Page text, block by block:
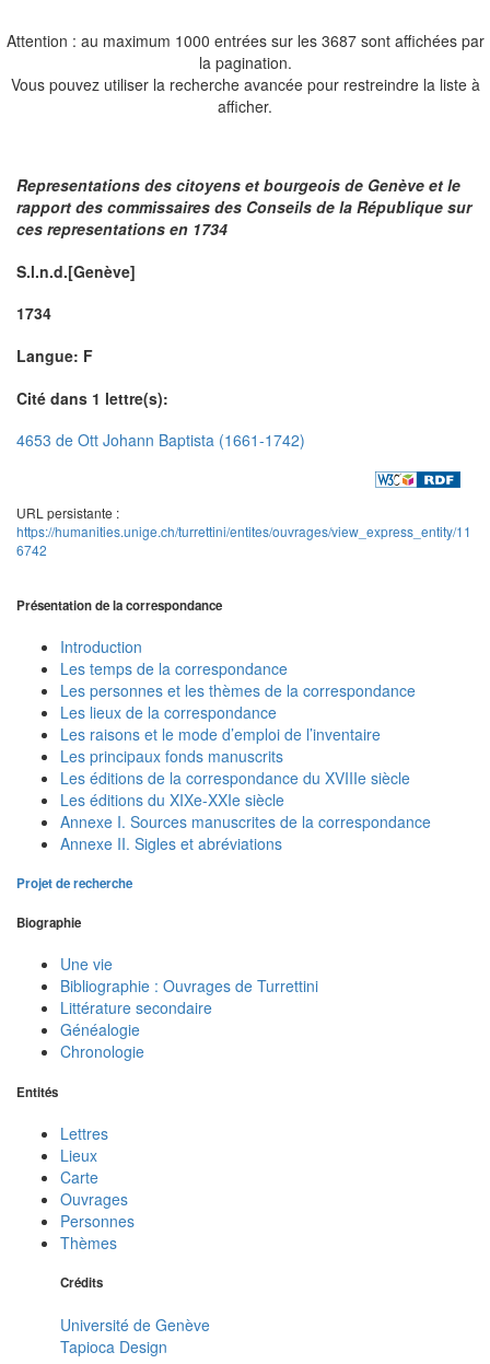
Attention : au maximum 1000 entrées sur les 3687 sont affichées par
la pagination.
Vous pouvez utiliser la recherche avancée pour restreindre la liste à
afficher.
Representations des citoyens et bourgeois de Genève et le
rapport des commissaires des Conseils de la République sur
ces representations en 1734
S.l.n.d.[Genève]
1734
Langue: F
Cité dans 1 lettre(s):
4653 de Ott Johann Baptista (1661-1742)
URL persistante :
https://humanities.unige.ch/turrettini/entites/ouvrages/view_express_entity/11
6742
Présentation de la correspondance
Introduction
Les temps de la correspondance
Les personnes et les thèmes de la correspondance
Les lieux de la correspondance
Les raisons et le mode d’emploi de l’inventaire
Les principaux fonds manuscrits
Les éditions de la correspondance du XVIIIe siècle
Les éditions du XIXe-XXIe siècle
Annexe I. Sources manuscrites de la correspondance
Annexe II. Sigles et abréviations
Projet de recherche
Biographie
Une vie
Bibliographie : Ouvrages de Turrettini
Littérature secondaire
Généalogie
Chronologie
Entités
Lettres
Lieux
Carte
Ouvrages
Personnes
Thèmes
Crédits
Université de Genève
Tapioca Design